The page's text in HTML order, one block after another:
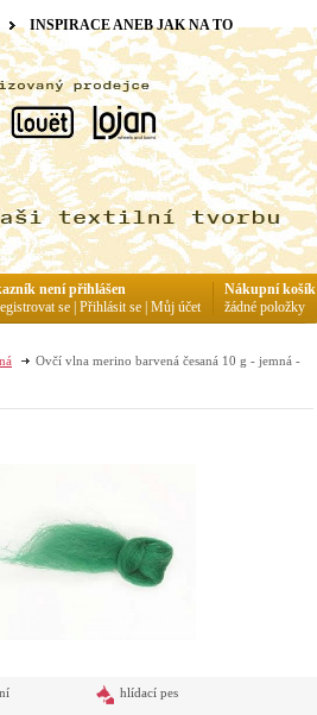
Ovčí vlna merino barvená česaná 10 g - jemná -
hlídací pes
INSPIRACE ANEB JAK NA TO
Nákupní košík
žádné položky
není přihlášen
se Přihlásit se Můj účet